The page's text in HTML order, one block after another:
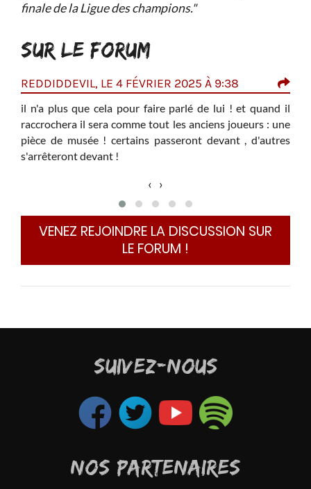
finale de la Ligue des champions."
SUR LE FORUM
REDDIDDEVIL, LE 4 FÉVRIER 2025 À 9:38
il n'a plus que cela pour faire parlé de lui ! et quand il
raccrochera il sera comme tout les anciens joueurs : une
pièce de musée ! certains passeront devant , d'autres
s'arrêteront devant !
‹ ›
VENEZ REJOINDRE LA DISCUSSION SUR
LE FORUM !
SUIVEZ-NOUS
NOS PARTENAIRES